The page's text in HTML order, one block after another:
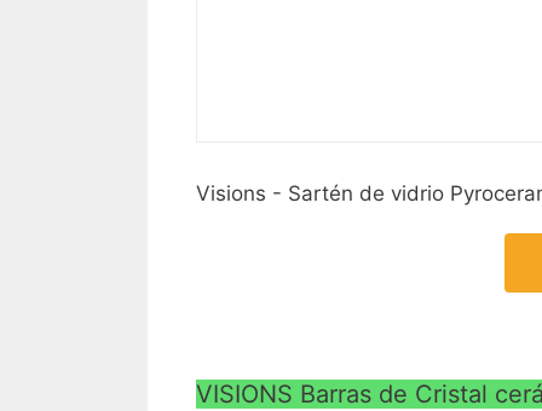
Visions - Sartén de vidrio
VISIONS Barras de Cristal